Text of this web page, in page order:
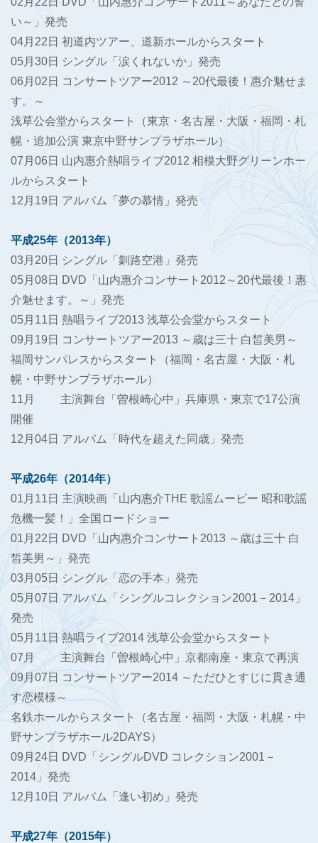
い～」発売
04月22日 初道内ツアー、道新ホールからスタート
05月30日 シングル「涙くれないか」発売
06月02日 コンサートツアー2012 ～20代最後！惠介魅せま
す。～
浅草公会堂からスタート（東京・名古屋・大阪・福岡・札
幌・追加公演 東京中野サンプラザホール）
07月06日 山内惠介熱唱ライブ2012 相模大野グリーンホー
ルからスタート
12月19日 アルバム「夢の慕情」発売
平成25年（2013年）
03月20日 シングル「釧路空港」発売
05月08日 DVD「山内惠介コンサート2012～20代最後！惠
介魅せます。～」発売
05月11日 熱唱ライブ2013 浅草公会堂からスタート
09月19日 コンサートツアー2013 ～歳は三十 白皙美男～
福岡サンパレスからスタート（福岡・名古屋・大阪・札
幌・中野サンプラザホール）
11月 主演舞台「曽根崎心中」兵庫県・東京で17公演
開催
12月04日 アルバム「時代を超えた同歳」発売
平成26年（2014年）
01月11日 主演映画「山内惠介THE 歌謡ムービー 昭和歌謡
危機一髪！」全国ロードショー
01月22日 DVD「山内惠介コンサート2013 ～歳は三十 白
皙美男～」発売
03月05日 シングル「恋の手本」発売
05月07日 アルバム「シングルコレクション2001－2014」
発売
05月11日 熱唱ライブ2014 浅草公会堂からスタート
07月 主演舞台「曽根崎心中」京都南座・東京で再演
09月07日 コンサートツアー2014 ～ただひとすじに貫き通
す恋模様～
名鉄ホールからスタート（名古屋・福岡・大阪・札幌・中
野サンプラザホール2DAYS）
09月24日 DVD「シングルDVD コレクション2001－
2014」発売
12月10日 アルバム「逢い初め」発売
平成27年（2015年）